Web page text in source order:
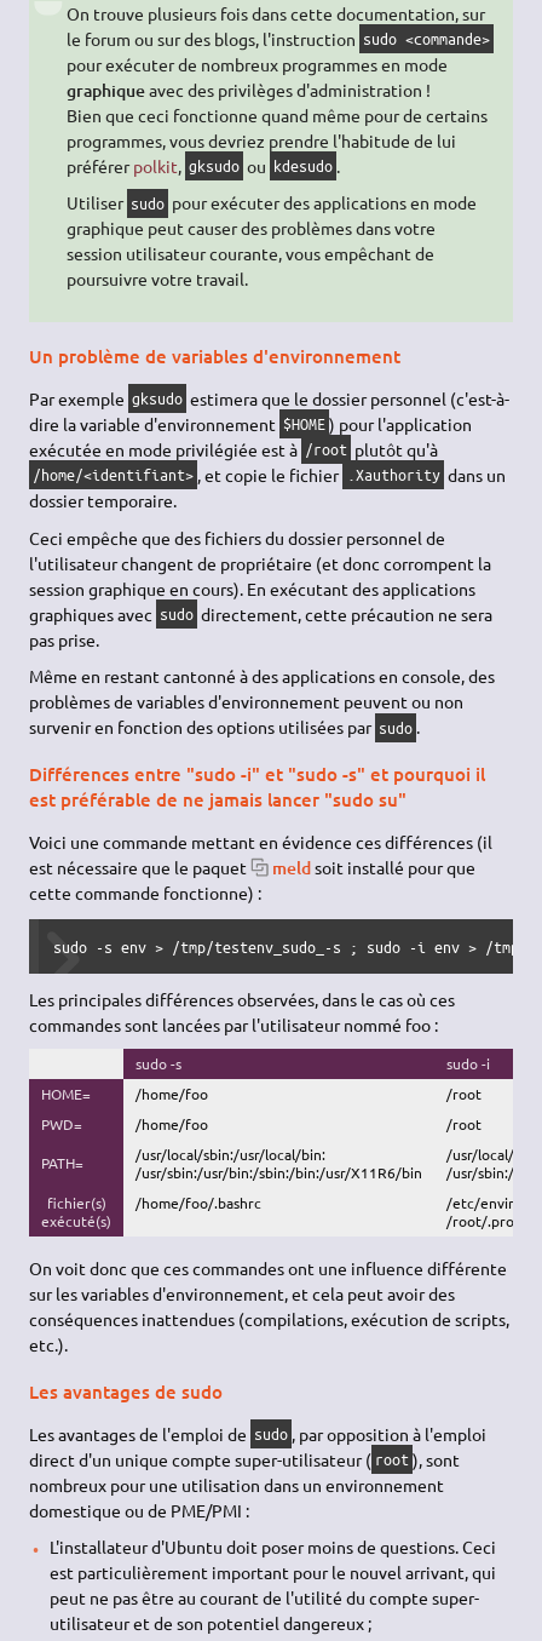
On trouve plusieurs fois dans cette documentation, sur
le forum ou sur des blogs, l'instruction sudo <commande>
pour exécuter de nombreux programmes en mode
graphiqueavec des privilèges d'administration !
Bien que ceci fonctionne quand même pour de certains
programmes, vous devriez prendre l'habitude de lui
préférerpolkit gksudo ou kdesudo
Utiliser sudo pour exécuter des applications en mode
graphique peut causer des problèmes dans votre
session utilisateur courante, vous empêchant de
poursuivre votre travail.
Un problème de variables d'environnement
Par exemple gksudo estimera que le dossier personnel (c'est-à-
dire la variable d'environnement $HOME ) pour l'application
exécutée en mode privilégiée est à /root plutôt qu'à
/home/<identifiant> , et copie le fichier .Xauthority dans un
dossier temporaire.
Ceci empêche que des fichiers du dossier personnel de
l'utilisateur changent de propriétaire (et donc corrompent la
session graphique en cours). En exécutant des applications
graphiques avec sudo directement, cette précaution ne sera
pas prise.
Même en restant cantonné à des applications en console, des
problèmes de variables d'environnement peuvent ou non
survenir en fonction des options utilisées par sudo .
Différences entre "sudo -i" et "sudo -s" et pourquoi il
est préférable de ne jamais lancer "sudo su"
Voici une commande mettant en évidence ces différences (il
est nécessaire que le paquet
meldsoit installé pour que
cette commande fonctionne) :
sudo -s env > /tmp/testenv_sudo_-s ; sudo -i env > /tmp
Les principales différences observées, dans le cas où ces
commandes sont lancées par l'utilisateur nommé foo :
sudo -s
sudo -i
HOME=
/home/foo
/root
PWD=
/home/foo
/root
PATH=
/usr/local/sbin:/usr/local/bin:
/usr/sbin:/usr/bin:/sbin:/bin:/usr/X11R6/bin
/usr/local/
/usr/sbin:/
fichier(s)
exécuté(s)
/home/foo/.bashrc
/etc/
/root/
On voit donc que ces commandes ont une influence différente
sur les variables d'environnement, et cela peut avoir des
conséquences inattendues (compilations, exécution de scripts,
etc.).
Les avantages de sudo
Les avantages de l'emploi de sudo , par opposition à l'emploi
direct d'un unique compte super-utilisateur ( root ), sont
nombreux pour une utilisation dans un environnement
domestique ou de PME/PMI :
L'installateur d'Ubuntu doit poser moins de questions. Ceci
est particulièrement important pour le nouvel arrivant, qui
peut ne pas être au courant de l'utilité du compte super-
utilisateur et de son potentiel dangereux ;